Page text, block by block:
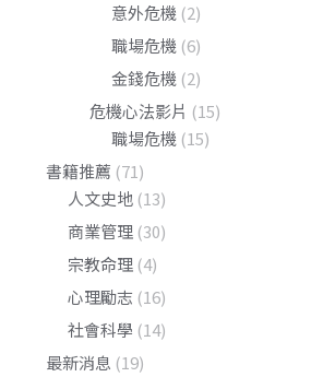
意外危機 (2)
職場危機 (6)
金錢危機 (2)
危機心法影片 (15)
職場危機 (15)
書籍推薦 (71)
人文史地 (13)
商業管理 (30)
宗教命理 (4)
心理勵志 (16)
社會科學 (14)
最新消息 (19)